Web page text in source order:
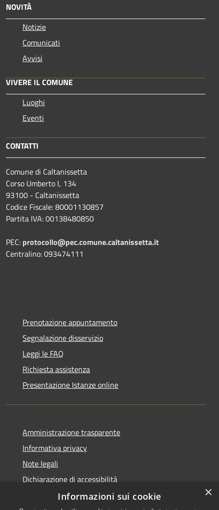
NOVITÀ
Notizie
Comunicati
Avvisi
VIVERE IL COMUNE
Luoghi
Eventi
CONTATTI
Comune di Caltanissetta
Corso Umberto I, 134
93100 - Caltanissetta
Codice Fiscale: 80001130857
Partita IVA: 00138480850
PEC: protocollo@pec.comune.caltanissetta.it
Centralino: 093474111
Prenotazione appuntamento
Segnalazione disservizio
Leggi le FAQ
Richiesta assistenza
Presentazione Istanze online
Amministrazione trasparente
Informativa privacy
Note legali
Dichiarazione di accessibilità
×
Informazioni sui cookie